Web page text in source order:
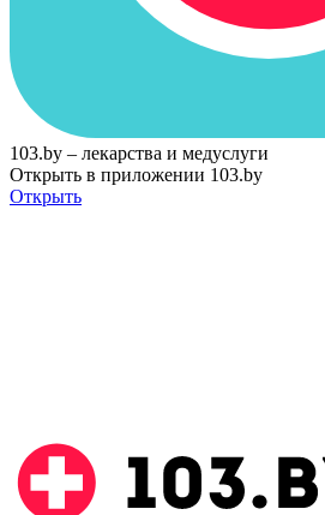
103.by – лекарства и медуслуги
Открыть в приложении 103.by
Открыть